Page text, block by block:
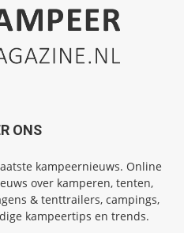
ONS
kampeernieuws. Online
over kamperen, tenten,
& tenttrailers, campings,
kampeertips en trends.